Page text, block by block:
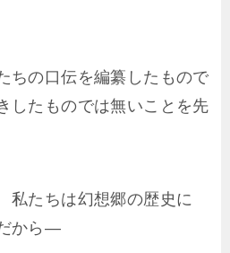
ちの口伝を編纂したもので
したものでは無いことを先
たちは幻想郷の歴史に
から―